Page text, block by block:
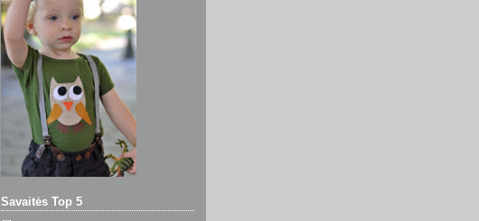
Savaitės Top 5